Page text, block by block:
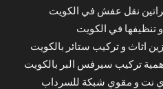
نقل عفش في الكويت
في الكويت
اثاث و تركيب ستائر بالكويت
تركيب سيرفس البر بالكويت
و مقوي شبكة للسرداب